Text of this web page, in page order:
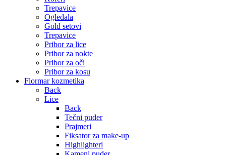
Trepavice
Ogledala
Gold setovi
Trepavice
Pribor za lice
Pribor za nokte
Pribor za oči
Pribor za kosu
Flormar kozmetika
Back
Lice
Back
Tečni puder
Prajmeri
Fiksator za make-up
Highlighteri